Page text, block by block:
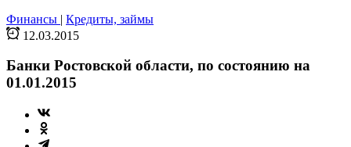
Финансы | Кредиты, займы
12.03.2015
Банки Ростовской области, по состоянию на
01.01.2015